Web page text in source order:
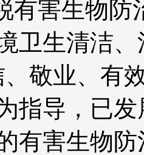
害生物防
卫生清洁
敬业、有
指导，已
有害生物